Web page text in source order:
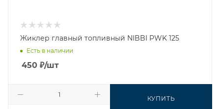
Жиклер главный топливный NIBBI PWK 125
Есть в наличии
450 ₽/шт
КУПИТЬ